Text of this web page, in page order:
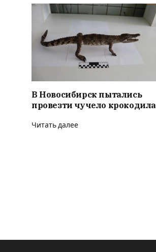
В Новосибирск пытались
провезти чучело крокодила
Читать далее